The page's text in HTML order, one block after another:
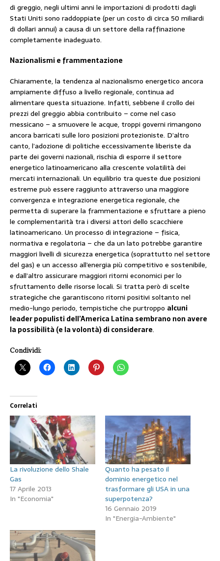
di greggio, negli ultimi anni le importazioni di prodotti dagli
Stati Uniti sono raddoppiate (per un costo di circa 50 miliardi
di dollari annui) a causa di un settore della raffinazione
completamente inadeguato.
Nazionalismi e frammentazione
Chiaramente, la tendenza al nazionalismo energetico ancora
ampiamente diffuso a livello regionale, continua ad
alimentare questa situazione. Infatti, sebbene il crollo dei
prezzi del greggio abbia contribuito – come nel caso
messicano – a smuovere le acque, troppi governi rimangono
ancora barricati sulle loro posizioni protezioniste. D’altro
canto, l’adozione di politiche eccessivamente liberiste da
parte dei governi nazionali, rischia di esporre il settore
energetico latinoamericano alla crescente volatilità dei
mercati internazionali. Un equilibrio tra queste due posizioni
estreme può essere raggiunto attraverso una maggiore
convergenza e integrazione energetica regionale, che
permetta di superare la frammentazione e sfruttare a pieno
le complementarità tra i diversi attori dello scacchiere
latinoamericano. Un processo di integrazione – fisica,
normativa e regolatoria – che da un lato potrebbe garantire
maggiori livelli di sicurezza energetica (soprattutto nel settore
del gas) e un accesso all’energia più competitivo e sostenibile,
e dall’altro assicurare maggiori ritorni economici per lo
sfruttamento delle risorse locali. Si tratta però di scelte
strategiche che garantiscono ritorni positivi soltanto nel
medio-lungo periodo, tempistiche che purtroppo alcuni
leader populisti dell’America Latina sembrano non avere
la possibilità (e la volontà) di considerare.
Condividi:
Correlati
La rivoluzione dello Shale
Gas
17 Aprile 2013
In "Economia"
Quanto ha pesato il
dominio energetico nel
trasformare gli USA in una
superpotenza?
16 Gennaio 2019
In "Energia-Ambiente"